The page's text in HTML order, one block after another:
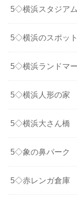
5◇横浜スタジアム
5◇横浜のスポット
5◇横浜ランドマ
5◇横浜人形の家
5◇横浜大さん橋
5◇象の鼻パーク
5◇赤レンガ倉庫